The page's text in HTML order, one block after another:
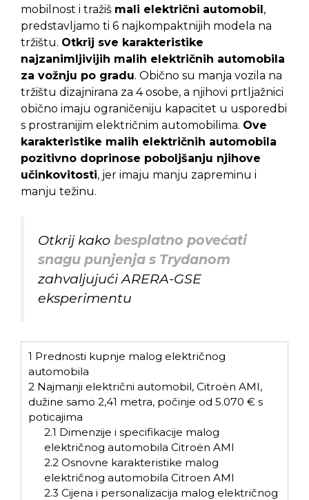
mobilnost i tražiš mali električni automobil,
predstavljamo ti 6 najkompaktnijih modela na
tržištu. Otkrij sve karakteristike
najzanimljivijih malih električnih automobila
za vožnju po gradu. Obično su manja vozila na
tržištu dizajnirana za 4 osobe, a njihovi prtljažnici
obično imaju ograničeniju kapacitet u usporedbi
s prostranijim električnim automobilima. Ove
karakteristike malih električnih automobila
pozitivno doprinose poboljšanju njihove
učinkovitosti, jer imaju manju zapreminu i
manju težinu.
Otkrij kako besplatno povećati
snagu punjenja s Trydanom
zahvaljujući ARERA-GSE
eksperimentu
1 Prednosti kupnje malog električnog
automobila
2 Najmanji električni automobil, Citroën AMI,
dužine samo 2,41 metra, počinje od 5.070 € s
poticajima
2.1 Dimenzije i specifikacije malog
električnog automobila Citroën AMI
2.2 Osnovne karakteristike malog
električnog automobila Citroen AMI
2.3 Cijena i personalizacija malog električnog